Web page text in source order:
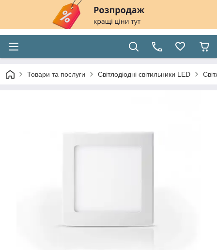
Товари та послуги Світлодіодні світильники LED